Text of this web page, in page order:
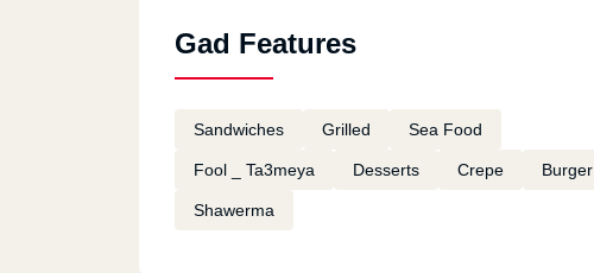
Gad Features
Sandwiches Grilled Sea Food
Fool _ Ta3meya Desserts Crepe Burger
Shawerma